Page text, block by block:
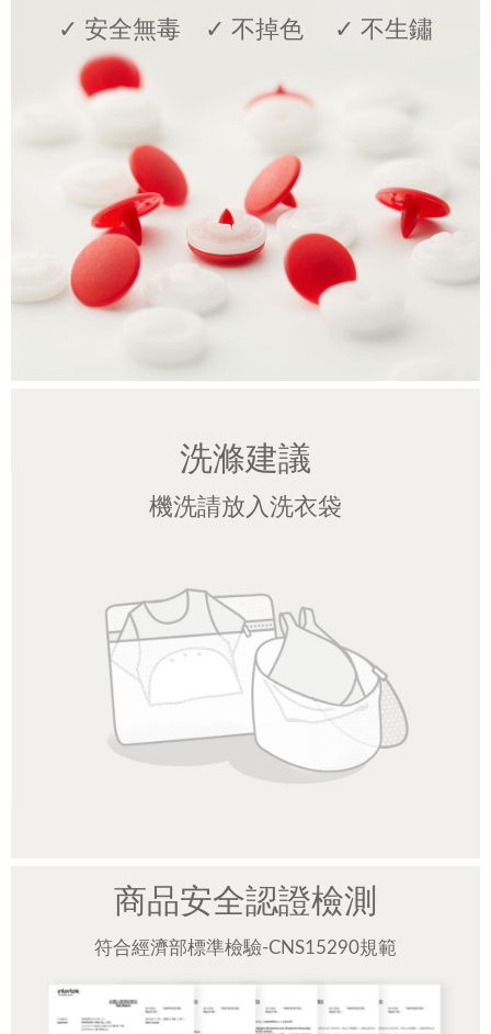
✓ 安全無毒 ✓ 不掉色 ✓ 不生鏽
洗滌建議
機洗請放入洗衣袋
商品安全認證檢測
符合經濟部標準檢驗-CNS15290規範